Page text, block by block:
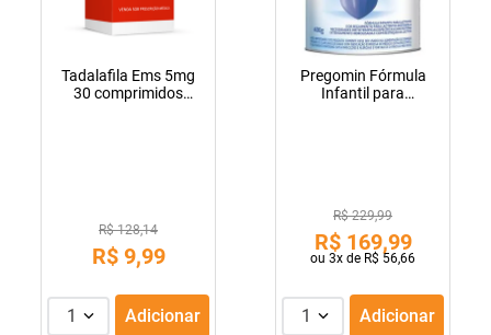
Tadalafila Ems 5mg
30 comprimidos
R$ 128,14
R$ 9,99
1 Adicionar
Pregomin Fórmula
Infantil para
R$ 229,99
R$ 169,99
ou 3x de R$ 56,66
1 Adicionar